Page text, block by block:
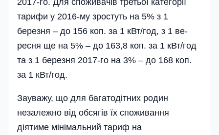
тарифи у 2016-му зростуть на 5% з 1
березня – до 156 коп. за 1 кВт/год, з 1 ве­
ресня ще на 5% – до 163,8 коп. за 1 кВт/год
та з 1 березня 2017-го на 3% – до 168 коп.
за 1 кВт/год.
Зауважу, що для багатодітних родин
незалежно від обсягів їх споживання
діятиме мінімальний тариф на